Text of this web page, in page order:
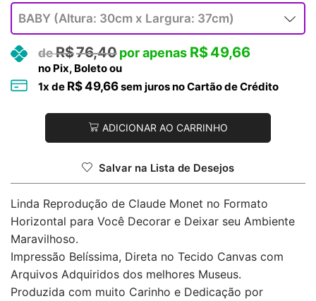
R$76,40 R$49,66
no Pix, Boleto ou
1x de R$49,66sem juros no Cartão de Crédito
ADICIONAR AO CARRINHO
Salvar na Lista de Desejos
Linda Reprodução de Claude Monet no Formato
Horizontal para Você Decorar e Deixar seu Ambiente
Maravilhoso.
Impressão Belíssima, Direta no Tecido Canvas com
Arquivos Adquiridos dos melhores Museus.
Produzida com muito Carinho e Dedicação por